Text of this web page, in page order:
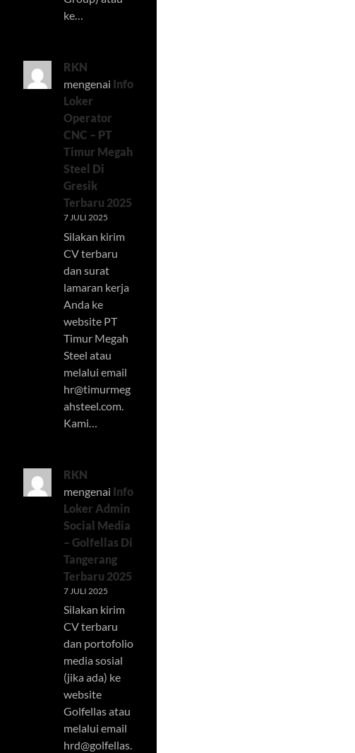
ke…
RKN
mengenai Info
Loker
Operator
CNC – PT
Timur Megah
Steel Di
Gresik
Terbaru 2025
7 JULI 2025
Silakan kirim
CV terbaru
dan surat
lamaran kerja
Anda ke
website PT
Timur Megah
Steel atau
melalui email
hr@timurmeg
ahsteel.com
Kami…
RKN
mengenai Info
Loker Admin
Social Media
– Golfellas Di
Tangerang
Terbaru 2025
7 JULI 2025
Silakan kirim
CV terbaru
dan portofolio
media sosial
(jika ada) ke
website
Golfellas atau
melalui email
hrd@golfellas.